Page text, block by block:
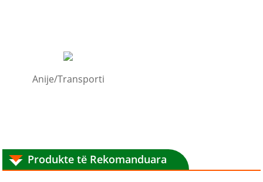
Anije/Transporti
Produkte të Rekomanduara